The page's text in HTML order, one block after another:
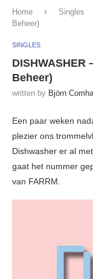
Home Singles
Beheer)
SINGLES
DISHWASHER
Beheer)
written by Björn
Een paar weken
plezier ons
Dishwasher er al
gaat het nummer
van FARRM.